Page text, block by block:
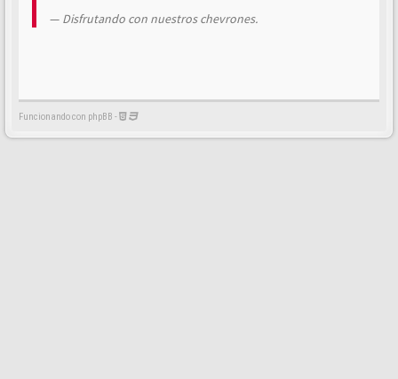
Disfrutando con nuestros chevrones.
Funcionando con phpBB -